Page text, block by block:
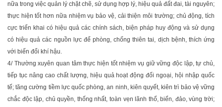
nữa trong việc quản lý chặt chẽ, sử dụng hợp lý, hiệu quả đất đai, tài nguyên;
thực hiện tốt hơn nữa nhiệm vụ bảo vệ, cải thiện môi trường; chủ động, tích
cực triển khai có hiệu quả các chính sách, biện pháp huy động và sử dụng
có hiệu quả các nguồn lực để phòng, chống thiên tai, dịch bệnh, thích ứng
với biến đổi khí hậu.
4/ Thường xuyên quan tâm thực hiện tốt nhiệm vụ giữ vững độc lập, tự chủ,
tiếp tục nâng cao chất lượng, hiệu quả hoạt động đối ngoại, hội nhập quốc
tế; tăng cường tiềm lực quốc phòng, an ninh, kiên quyết, kiên trì bảo vệ vững
chắc độc lập, chủ quyền, thống nhất, toàn vẹn lãnh thổ, biển, đảo, vùng trời;